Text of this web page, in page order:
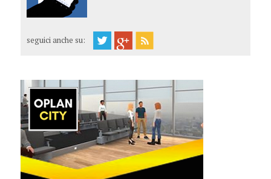
seguici anche su: